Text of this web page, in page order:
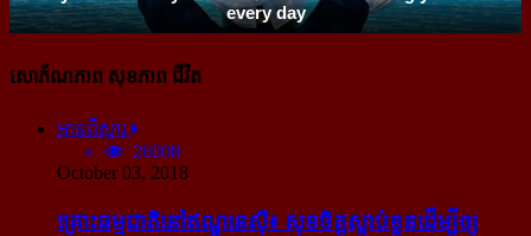
សោភ័ណភាព សុខភាព ជីវិត
អានពិស្ដារ
26008
October 03, 2018
គ្រោះធម្មជាតិនៅឥណ្ឌូនេស៊ី៖ សុខចិត្ត​ស្លាប់​ខ្លួន​ដើម្បី​ឲ្យ​